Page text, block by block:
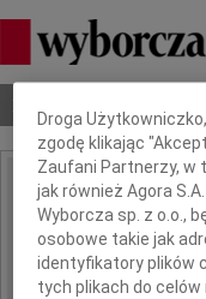
IMIĘ I NAZWISKO:
REGION:
Dbamy o Twoją
Droga
zgodę klikając
Zaufani Partnerzy, w
jak również Agora
Wyborcza sp. z o.o.,
osobowe takie jak
identyfikatory plików
tych plikach do